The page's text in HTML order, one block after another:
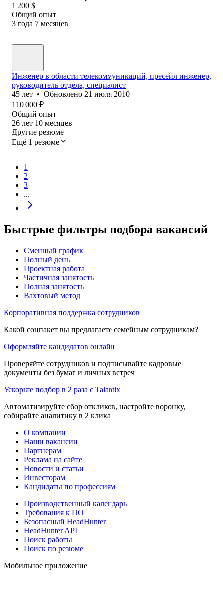
1 200 $
Общий опыт
3 года 7 месяцев
Инженер в области телекоммуникаций, пресейл инженер,
руководитель отдела, специалист
45 лет • Обновлено 21 июля 2010
110 000 ₽
Общий опыт
26 лет 10 месяцев
Другие резюме
Ещё 1 резюме
1
2
3
...
Быстрые фильтры подбора вакансий
Сменный график
Полный день
Проектная работа
Частичная занятость
Полная занятость
Вахтовый метод
Корпоративная поддержка сотрудников
Какой соцпакет вы предлагаете семейным сотрудникам?
Оформляйте кандидатов онлайн
Проверяйте сотрудников и подписывайте кадровые
документы без бумаг и личных встреч
Ускорьте подбор в 2 раза с Talantix
Автоматизируйте сбор откликов, настройте воронку,
собирайте аналитику в 2 клика
О компании
Наши вакансии
Партнерам
Реклама на сайте
Новости и статьи
Инвесторам
Кандидаты по профессиям
Производственный календарь
Требования к ПО
Безопасный HeadHunter
HeadHunter API
Поиск работы
Поиск по резюме
Мобильное приложение